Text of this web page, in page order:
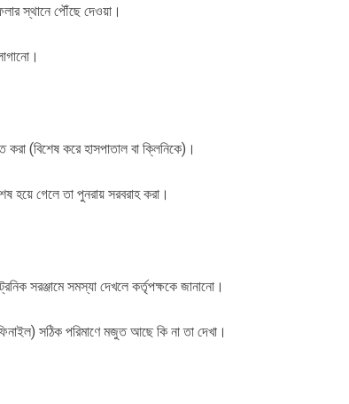
স্থানে পৌঁছে দেওয়া।
করা (বিশেষ করে হাসপাতাল বা ক্লিনিকে)।
হয়ে গেলে তা পুনরায় সরবরাহ করা।
সরঞ্জামে সমস্যা দেখলে কর্তৃপক্ষকে জানানো।
সঠিক পরিমাণে মজুত আছে কি না তা দেখা।